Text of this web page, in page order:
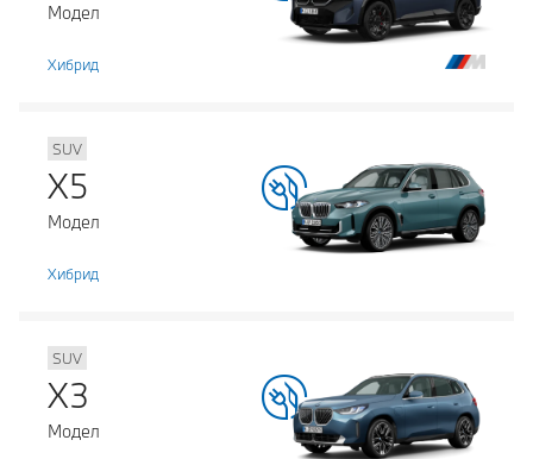
Модел
Хибрид
SUV
X5
Модел
Хибрид
SUV
X3
Модел